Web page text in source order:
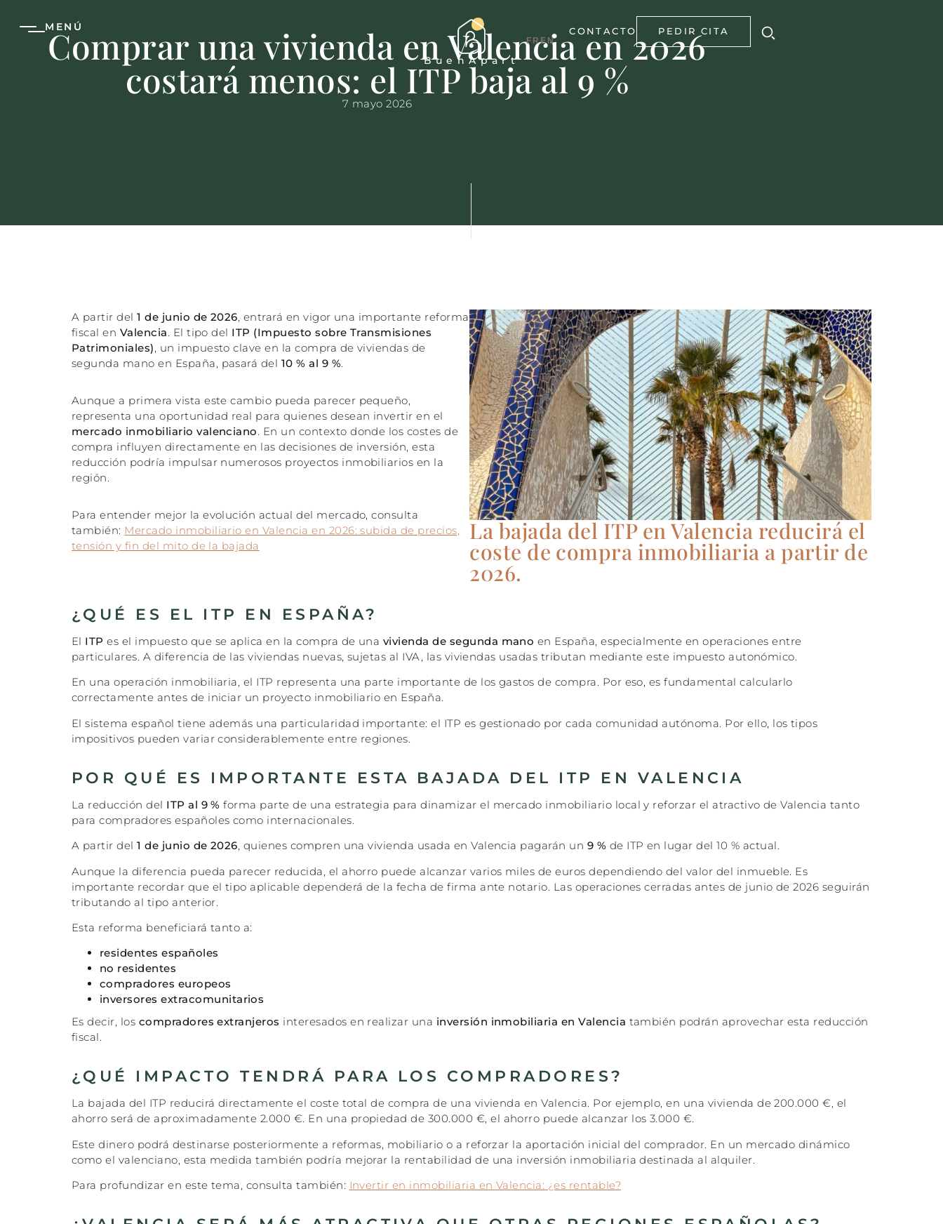
MENÚ
BuenApart
CONTACTO PEDIR CITA
Comprar una vivienda en Valencia en 2026
costará menos: el ITP baja al 9 %
7 mayo 2026
A partir del1 de junio de 2026, entrará en vigor una importante reforma
fiscal en Valencia. El tipo del ITP (Impuesto sobre Transmisiones
Patrimoniales), un impuesto clave en la compra de viviendas de
segunda mano en España, pasará del 10 % al 9 %.
Aunque a primera vista este cambio pueda parecer pequeño,
representa una oportunidad real para quienes desean invertir en el
mercado inmobiliario valenciano. En un contexto donde los costes de
compra influyen directamente en las decisiones de inversión, esta
reducción podría impulsar numerosos proyectos inmobiliarios en la
región.
Para entender mejor la evolución actual del mercado, consulta
también: Mercado inmobiliario en Valencia en 2026: subida de precios,
tensión y fin del mito de la bajada
La bajada del ITP en Valencia reducirá el
coste de compra inmobiliaria a partir de
2026.
¿QUÉ ES EL ITP EN ESPAÑA?
El ITP es el impuesto que se aplica en la compra de una vivienda de segunda mano en España, especialmente en operaciones entre
particulares. A diferencia de las viviendas nuevas, sujetas al IVA, las viviendas usadas tributan mediante este impuesto autonómico.
En una operación inmobiliaria, el ITP representa una parte importante de los gastos de compra. Por eso, es fundamental calcularlo
correctamente antes de iniciar un proyecto inmobiliario en España.
El sistema español tiene además una particularidad importante: el ITP es gestionado por cada comunidad autónoma. Por ello, los tipos
impositivos pueden variar considerablemente entre regiones.
POR QUÉ ES IMPORTANTE ESTA BAJADA DEL ITP EN VALENCIA
La reducción del ITP al 9 % forma parte de una estrategia para dinamizar el mercado inmobiliario local y reforzar el atractivo de Valencia tanto
para compradores españoles como internacionales.
A partir del1 de junio de 2026, quienes compren una vivienda usada en Valencia pagarán un 9 % de ITP en lugar del 10 % actual.
Aunque la diferencia pueda parecer reducida, el ahorro puede alcanzar varios miles de euros dependiendo del valor del inmueble. Es
importante recordar que el tipo aplicable dependerá de la fecha de firma ante notario. Las operaciones cerradas antes de junio de 2026 seguirán
tributando al tipo anterior.
Esta reforma beneficiará tanto a:
residentes españoles
no residentes
compradores europeos
inversores extracomunitarios
Es decir, los compradores extranjeros interesados en realizar una inversión inmobiliaria en Valencia también podrán aprovechar esta reducción
fiscal.
¿QUÉ IMPACTO TENDRÁ PARA LOS COMPRADORES?
La bajada del ITP reducirá directamente el coste total de compra de una vivienda en Valencia. Por ejemplo, en una vivienda de 200.000 €, el
ahorro será de aproximadamente 2.000 €. En una propiedad de 300.000 €, el ahorro puede alcanzar los 3.000 €.
Este dinero podrá destinarse posteriormente a reformas, mobiliario o a reforzar la aportación inicial del comprador. En un mercado dinámico
como el valenciano, esta medida también podría mejorar la rentabilidad de una inversión inmobiliaria destinada al alquiler.
Para profundizar en este tema, consulta también: Invertir en inmobiliaria en Valencia: ¿es rentable?